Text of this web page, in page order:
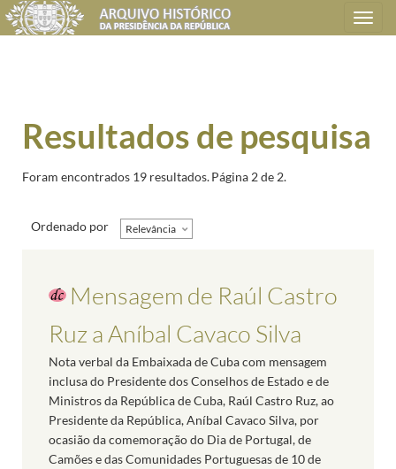
Toggle
navigation
Resultados de pesquisa
Foram encontrados 19 resultados.Página 2 de 2.
Ordenado por Relevância
Mensagem de Raúl Castro
Ruz a Aníbal Cavaco Silva
Nota verbal da Embaixada de Cuba com mensagem
inclusa do Presidente dos Conselhos de Estado e de
Ministros da República de Cuba, Raúl Castro Ruz, ao
Presidente da República, Aníbal Cavaco Silva, por
ocasião da comemoração do Dia de Portugal, de
Camões e das Comunidades Portuguesas de 10 de